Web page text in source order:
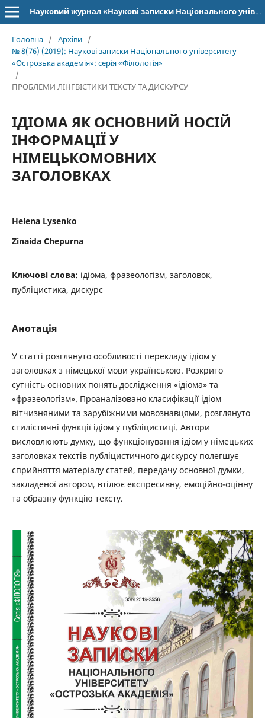
Науковий журнал «Наукові записки Національного університету «Острозька академія»: серія «Філологія»
Головна / Архіви /
№ 8(76) (2019): Наукові записки Національного університету
«Острозька академія»: серія­ «Філо­ло­гія»
/
ПРОБЛЕМИ ЛІНГВІСТИКИ ТЕКСТУ ТА ДИСКУРСУ
ІДІОМА ЯК ОСНОВНИЙ НОСІЙ
ІНФОРМАЦІЇ У
НІМЕЦЬКОМОВНИХ
ЗАГОЛОВКАХ
Helena Lysenko
Zinaida Chepurna
Ключові слова: ідіома, фразеологізм, заголовок,
публіцистика, дискурс
Анотація
У статті розглянуто особливості перекладу ідіом у
заголовках з німецької мови українською. Розкрито
сутність основних понять дослідження «ідіома» та
«фразеологізм». Проаналізовано класифікації ідіом
вітчизняними та зарубіжними мовознавцями, розглянуто
стилістичні функції ідіом у публіцистиці. Автори
висловлюють думку, що функціонування ідіом у німецьких
заголовках текстів публіцистичного дискурсу полегшує
сприйняття матеріалу статей, передачу основної думки,
закладеної автором, втілює експресивну, емоційно-оцінну
та образну функцію тексту.